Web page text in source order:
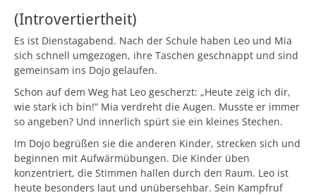
(Introvertiertheit)
Es ist Dienstagabend. Nach der Schule haben Leo und Mia
sich schnell umgezogen, ihre Taschen geschnappt und sind
gemeinsam ins Dojo gelaufen.
Schon auf dem Weg hat Leo gescherzt: „Heute zeig ich dir,
wie stark ich bin!” Mia verdreht die Augen. Musste er immer
so angeben? Und innerlich spürt sie ein kleines Stechen.
Im Dojo begrüßen sie die anderen Kinder, strecken sich und
beginnen mit Aufwärmübungen. Die Kinder üben
konzentriert, die Stimmen hallen durch den Raum. Leo ist
heute besonders laut und unübersehbar. Sein Kampfruf